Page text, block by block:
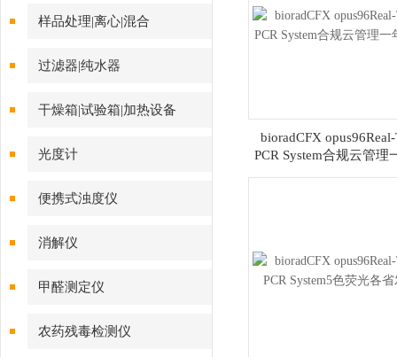
样品处理|离心|混合
过滤器|纯水器
干燥箱|试验箱|加热设备
光度计
便携式浊度仪
消解仪
甲醛测定仪
农药残毒检测仪
bioradCFX
PCR System合规云管理